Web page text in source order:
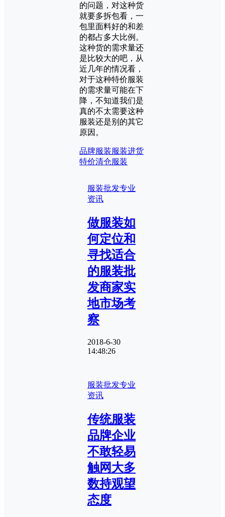
的问题，对这种货
就要多拆包看，一
包里面料好的和差
的都占多大比例。
这种货的需求量还
是比较大的吧，从
近几年的情况看，
对于这种特价服装
的需求量可能在下
降，不知道我们是
真的不太需要这种
服装还是别的其它
原因。
品牌服装服装进货
特价清仓服装
服装批发专业
资讯
做服装如
何定位和
寻找适合
的服装批
发商家实
地市场考
察
2018-6-30
14:48:26
服装批发专业
资讯
传统服装
品牌企业
不敢轻易
触网大多
数持观望
态度